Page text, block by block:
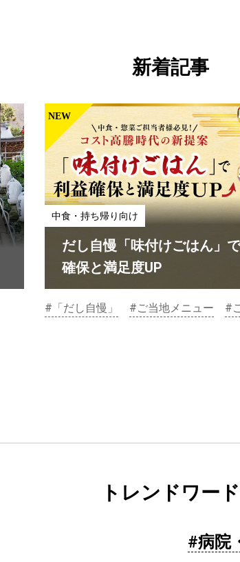
外食向け
ビュッフェ＆シェアメニュ
らない夏”のメニューづくり
っと手軽に。
#「クノール®」 #6月
新着記事
中食・持ち帰り向け
だし自慢「味付けごはん」
確保と満足度UP
NEW
#「だし自慢」 #ご当地メニュー #
病院・高齢者施設向けトレンドワード
#病院